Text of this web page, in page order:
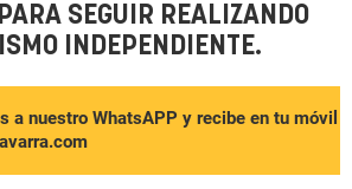
SEGUIR REALIZANDO
INDEPENDIENTE.
a nuestro WhatsAPP y recibe en tu móvil